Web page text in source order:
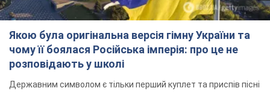
Якою була оригінальна версія гімну України та
чому її боялася Російська імперія: про це не
розповідають у школі
Державним символом є тільки перший куплет та приспів пісні